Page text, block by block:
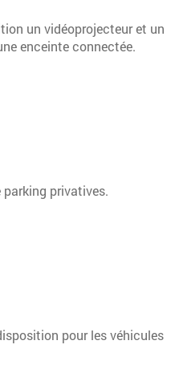
un vidéoprojecteur et un
enceinte connectée.
parking privatives.
pour les véhicules